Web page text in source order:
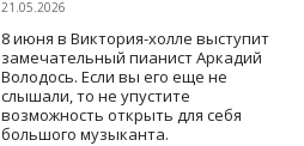
21.05.2026
8 июня в Виктория-холле выступит
замечательный пианист Аркадий
Володось. Если вы его еще не
слышали, то не упустите
возможность открыть для себя
большого музыканта.